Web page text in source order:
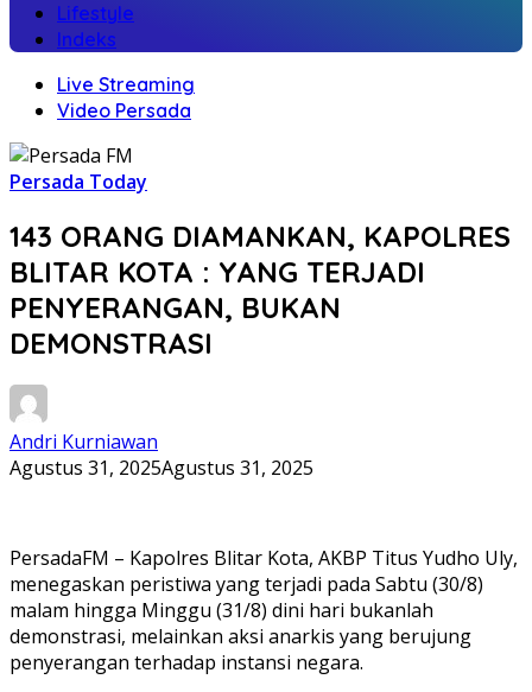
Lifestyle
Indeks
Live Streaming
Video Persada
Persada Today
143 ORANG DIAMANKAN, KAPOLRES
BLITAR KOTA : YANG TERJADI
PENYERANGAN, BUKAN
DEMONSTRASI
Andri Kurniawan
Agustus 31, 2025Agustus 31, 2025
PersadaFM – Kapolres Blitar Kota, AKBP Titus Yudho Uly,
menegaskan peristiwa yang terjadi pada Sabtu (30/8)
malam hingga Minggu (31/8) dini hari bukanlah
demonstrasi, melainkan aksi anarkis yang berujung
penyerangan terhadap instansi negara.